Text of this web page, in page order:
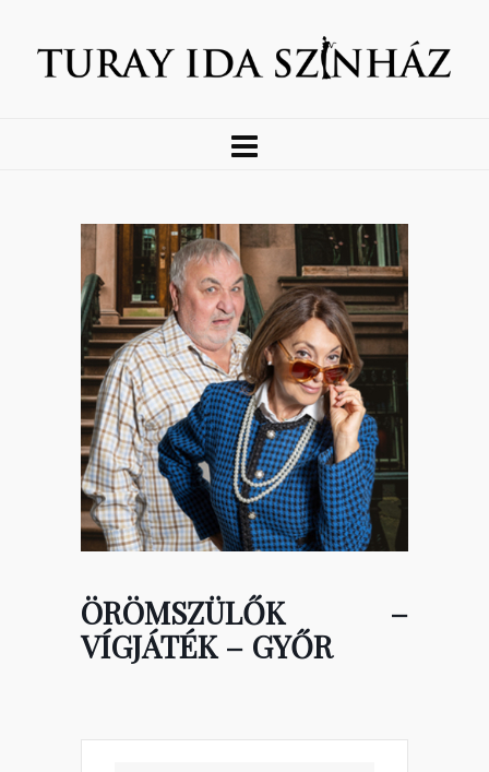
ÖRÖMSZÜLŐK –
VÍGJÁTÉK – GYŐR